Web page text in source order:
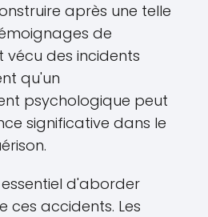
après une telle
de
vécu des incidents
qu'un
psychologique peut
significative dans le
essentiel d'aborder
ces accidents. Les